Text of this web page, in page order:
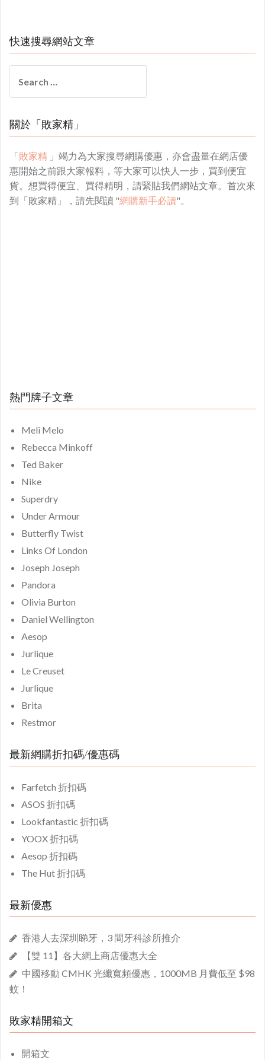
快速搜尋網站文章
for:
關於「敗家精」
「敗家精 」竭力為大家搜尋網購優惠，亦會盡量在網店優
惠開始之前跟大家報料，等大家可以快人一步，買到便宜
貨。想買得便宜、買得精明，請緊貼我們網站文章。首次來
到「敗家精」，請先閱讀 "網購新手必讀"。
熱門牌子文章
Meli Melo
Rebecca Minkoff
Ted Baker
Nike
Superdry
Under Armour
Butterfly Twist
Links Of London
Joseph Joseph
Pandora
Olivia Burton
Daniel Wellington
Aesop
Jurlique
Le Creuset
Jurlique
Brita
Restmor
最新網購折扣碼/優惠碼
Farfetch 折扣碼
ASOS 折扣碼
Lookfantastic 折扣碼
YOOX 折扣碼
Aesop 折扣碼
The Hut 折扣碼
最新優惠
香港人去深圳睇牙，3 間牙科診所推介
【雙 11】各大網上商店優惠大全
中國移動 CMHK 光纖寬頻優惠，1000MB 月費低至 $98
蚊！
敗家精開箱文
開箱文